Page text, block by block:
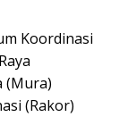
Koordinasi
(Mura)
(Rakor)